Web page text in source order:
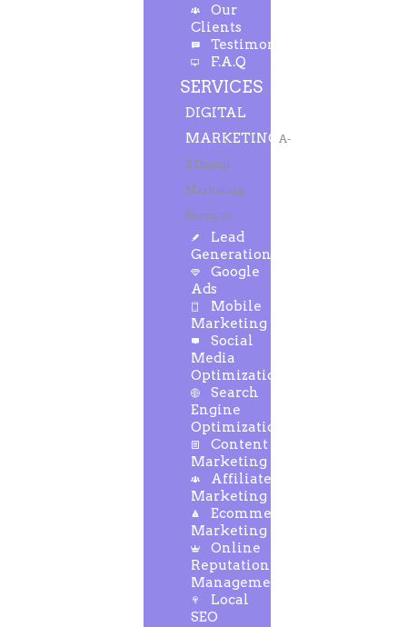
Our
Clients
Testimonials
F.A.Q
SERVICES
DIGITAL
MARKETING A-
Z Digital
Marketing
Services
Lead
Generation
Google
Ads
Mobile
Marketing
Social
Media
Optimization
Search
Engine
Optimization
Content
Marketing
Affiliate
Marketing
Ecommerce
Marketing
Online
Reputation
Management
Local
SEO